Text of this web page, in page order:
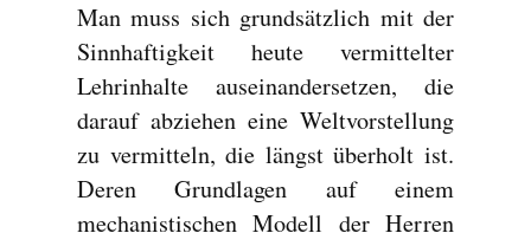
Man muss sich grundsätzlich mit der
Sinnhaftigkeit heute vermittelter
Lehrinhalte auseinandersetzen, die
darauf abziehen eine Weltvorstellung
zu vermitteln, die längst überholt ist.
Deren Grundlagen auf einem
mechanistischen Modell der Herren